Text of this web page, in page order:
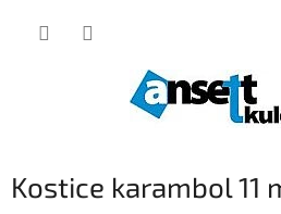
Kostice karambol 11